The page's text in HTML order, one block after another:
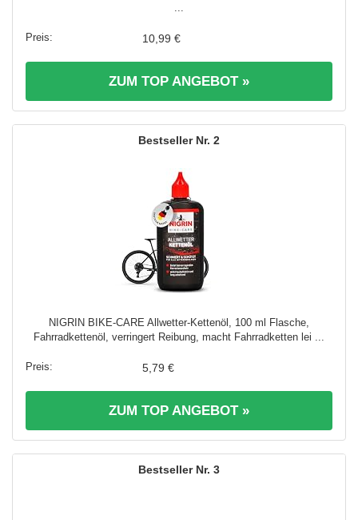
10,99 €
ZUM TOP ANGEBOT »
2
NIGRIN BIKE-CARE Allwetter-Kettenöl, 100 ml Flasche,
Fahrradkettenöl, verringert Reibung, macht Fahrradketten lei ...
5,79 €
ZUM TOP ANGEBOT »
3